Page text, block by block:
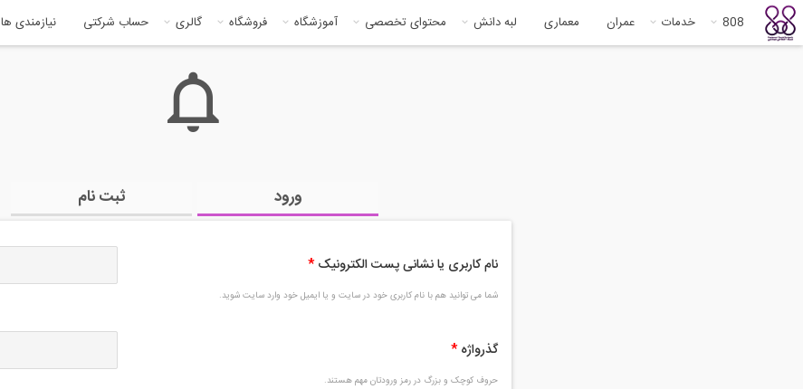
808 خدمات عمران معماری لبه دانش محتوای تخصصی آموزشگاه فروشگاه گالری حساب شرکتی نیازمندی ها
ورود ثبت نام
نام کاربری یا نشانی پست الکترونیک *
شما می توانید هم با نام کاربری خود در سایت و یا ایمیل خود وارد سایت شوید.
گذرواژه *
حروف کوچک و بزرگ در رمز ورودتان مهم هستند.